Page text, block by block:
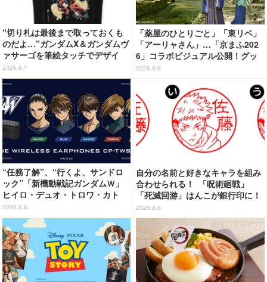
“切り札は最後まで取っておくも
のだよ…”ガンダムX＆ガンダムヴ
ァサーゴを筆絵タッチでデザイ
ン！「ガンダムX」Tシャツ発売
2026.8.1
「薬屋のひとりごと」「東リベ」
「アーリャさん」…「京まふ202
6」コラボビジュアル公開！グッ
ズなどの最新情報も
2026.8.6
“任務了解”、“行くよ、サンドロ
ック”「新機動戦記ガンダムＷ」
ヒイロ・デュオ・トロワ・カト
ル・五飛の声がする…！ 新規録
り下ろしボイス搭載のワイヤレス
イヤホンが登場
2026.8.6
自分の名前と好きなキャラを組み
合わせられる！ 「呪術廻戦」
「死滅回游」はんこが銀行印に！
虎杖悠仁、乙骨憂太ら16キャラ追
加で全104種
2026.8.6